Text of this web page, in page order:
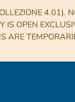
4.01).
IS OPEN
ARE